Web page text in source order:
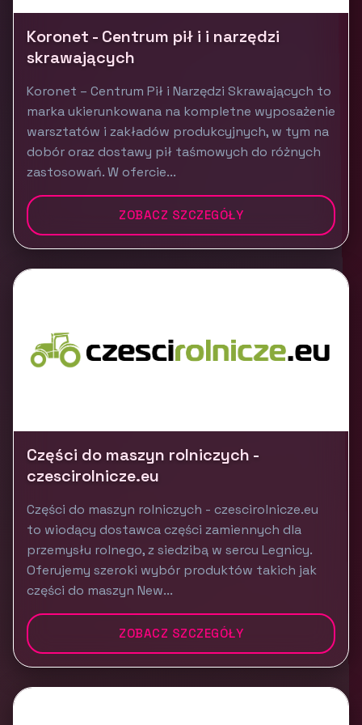
Koronet - Centrum pił i i narzędzi
skrawających
Koronet – Centrum Pił i Narzędzi Skrawających to
marka ukierunkowana na kompletne wyposażenie
warsztatów i zakładów produkcyjnych, w tym na
dobór oraz dostawy pił taśmowych do różnych
zastosowań. W ofercie...
ZOBACZ SZCZEGÓŁY
Części do maszyn rolniczych -
czescirolnicze.eu
Części do maszyn rolniczych - czescirolnicze.eu
to wiodący dostawca części zamiennych dla
przemysłu rolnego, z siedzibą w sercu Legnicy.
Oferujemy szeroki wybór produktów takich jak
części do maszyn New...
ZOBACZ SZCZEGÓŁY